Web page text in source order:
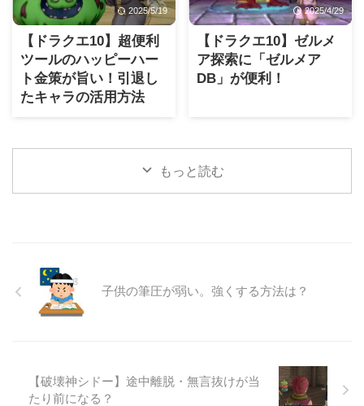
2025/5/19
【ドラクエ10】超便利
ツールのハッピーハー
ト金策が旨い！引退し
たキャラの活用方法
2025/4/29
【ドラクエ10】ゼルメ
ア探索に「ゼルメア
DB」が便利！
もっと読む
子供の筆圧が弱い。強くする方法は？
【破壊神シドー】途中離脱・無言抜けが当
たり前になる？